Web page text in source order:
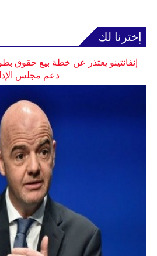
إخترنا لك
إنفانتينو يعتذر عن خطة بيع حقوق
دعم مجلس